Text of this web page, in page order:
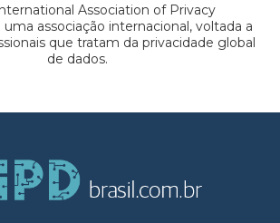
Association of Privacy
uma associação internacional, voltada a
que tratam da privacidade global
de dados.